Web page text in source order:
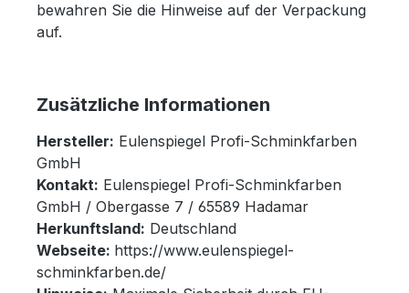
bewahren Sie die Hinweise auf der Verpackung
auf.
Zusätzliche Informationen
Hersteller: Eulenspiegel Profi-Schminkfarben
GmbH
Kontakt: Eulenspiegel Profi-Schminkfarben
GmbH / Obergasse 7 / 65589 Hadamar
Herkunftsland: Deutschland
Webseite: https://www.eulenspiegel-
schminkfarben.de/